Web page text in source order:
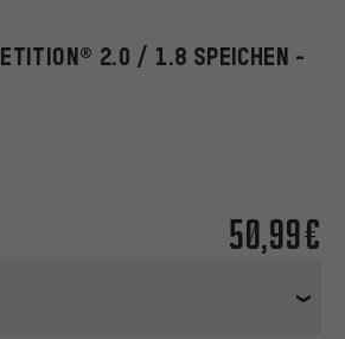
2.0 / 1.8 SPEICHEN -
50,99€